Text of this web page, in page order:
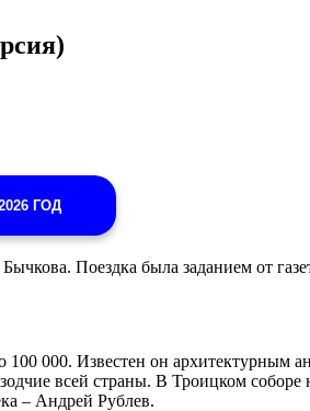
ГОД
Поездка была заданием от
000. Известен он архитектурным
всей страны. В Троицком соборе
– Андрей Рублев.